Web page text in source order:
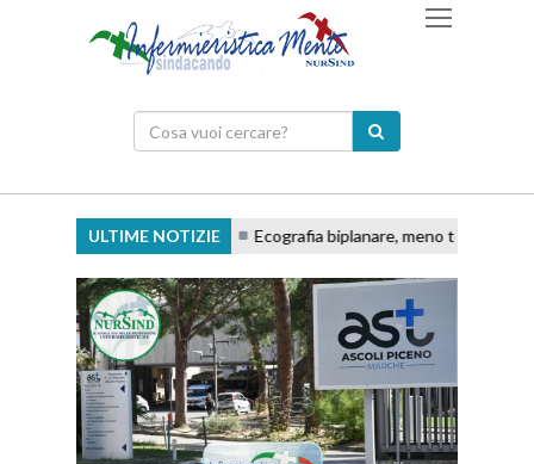
ULTIME NOTIZIE Ecografia biplanare, meno tentativi e